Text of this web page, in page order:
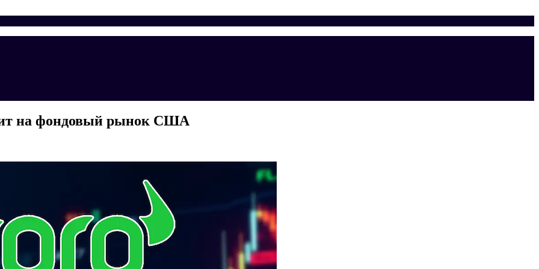
на фондовый рынок США